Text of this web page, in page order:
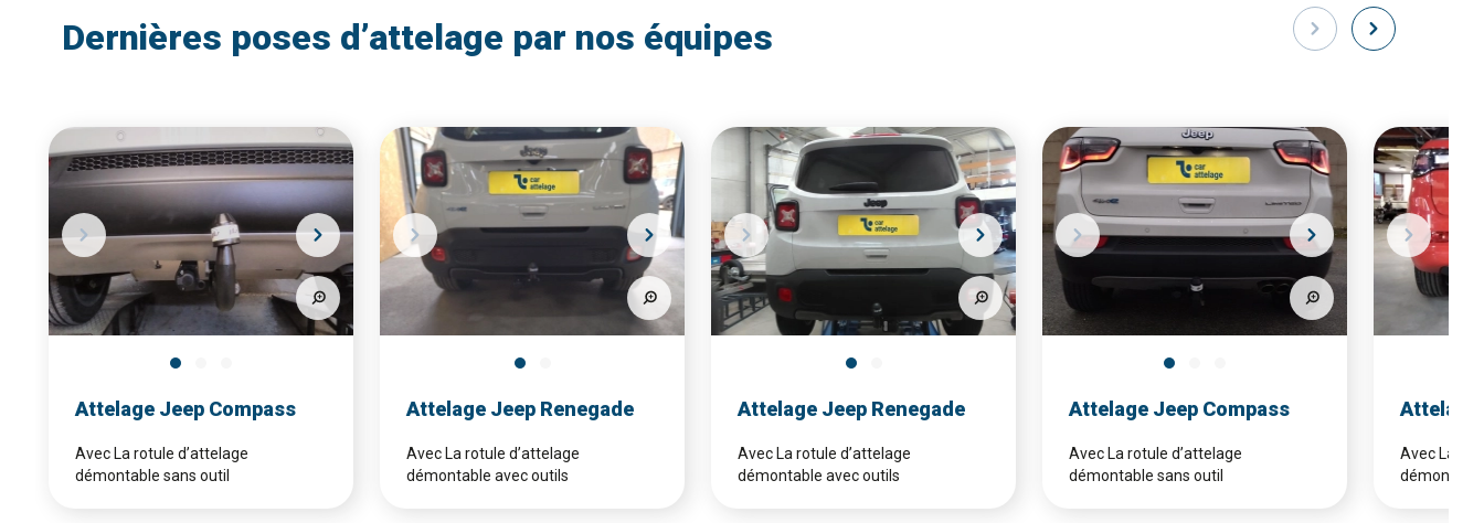
Dernières poses d’attelage par nos équipes
Attelage Jeep Compass
Avec La rotule d’attelage
démontable sans outil
Attelage Jeep Renegade
Avec La rotule d’attelage
démontable avec outils
Attelage Jeep Renegade
Avec La rotule d’attelage
démontable avec outils
Attelage Jeep Compass
Avec La rotule d’attelage
démontable sans outil
Attelage
Avec La